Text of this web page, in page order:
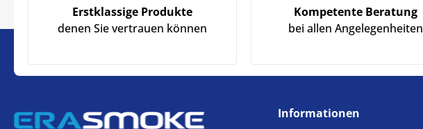
Erstklassige Produkte
denen Sie vertrauen können
Kompetente Beratung
bei allen Angelegenheiten
Informationen